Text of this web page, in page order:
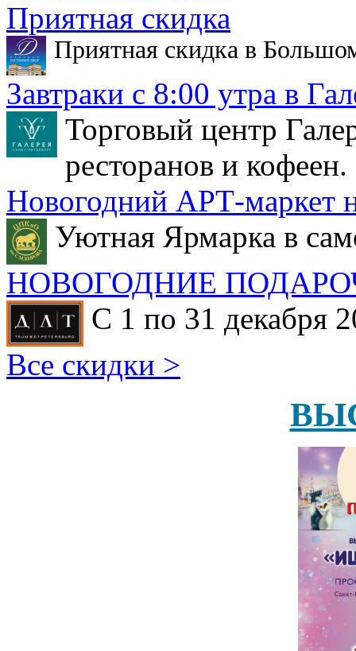
Приятная скидка
Приятная скидка в
Завтраки с 8:00 утра в
Торговый центр
ресторанов и кофеен.
Новогодний АРТ-маркет
Уютная Ярмарка в
НОВОГОДНИЕ
С 1 по 31 декабря
Все скидки >